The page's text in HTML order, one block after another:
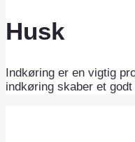
Husk
Indkøring er en vigtig
indkøring skaber et